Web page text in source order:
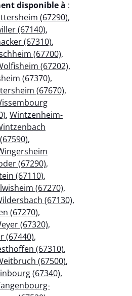
disponible à :
(67290),
(67140),
(67310),
(67700),
(67202),
(67370),
(67670),
, Wintzenheim-
,
(67290),
(67110),
(67270),
(67130),
(67270),
(67320),
(67440),
(67310),
(67500),
(67340),